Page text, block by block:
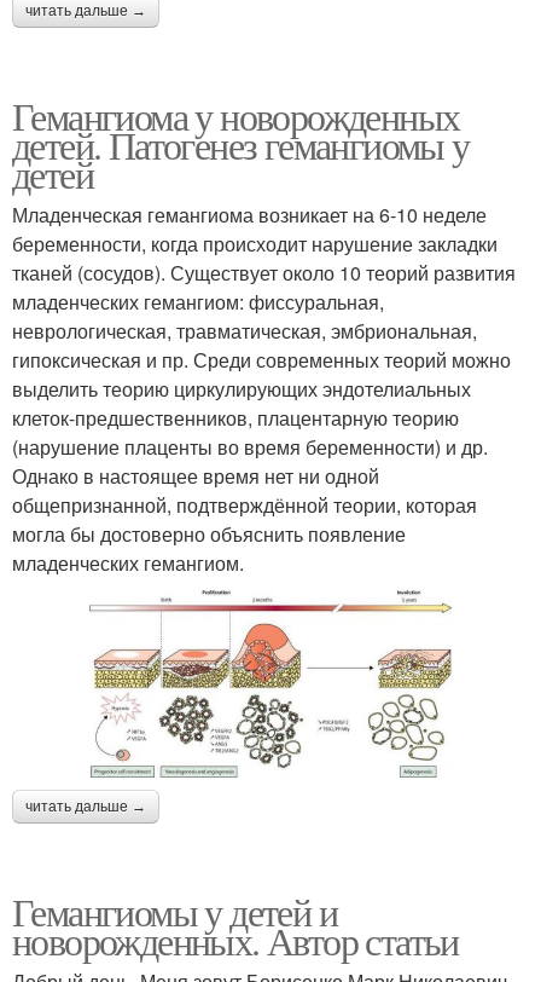
читать дальше →
Гемангиома у новорожденных
детей. Патогенез гемангиомы у
детей
Младенческая гемангиома возникает на 6-10 неделе
беременности, когда происходит нарушение закладки
тканей (сосудов). Существует около 10 теорий развития
младенческих гемангиом: фиссуральная,
неврологическая, травматическая, эмбриональная,
гипоксическая и пр. Среди современных теорий можно
выделить теорию циркулирующих эндотелиальных
клеток-предшественников, плацентарную теорию
(нарушение плаценты во время беременности) и др.
Однако в настоящее время нет ни одной
общепризнанной, подтверждённой теории, которая
могла бы достоверно объяснить появление
младенческих гемангиом.
читать дальше →
Гемангиомы у детей и
новорожденных. Автор статьи